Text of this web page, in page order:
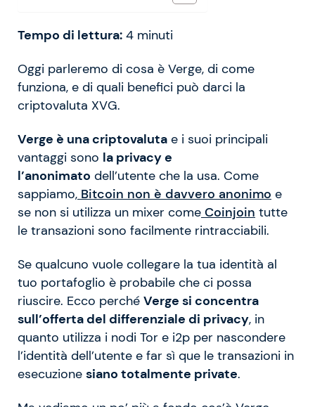
Tempo di lettura: 4 minuti
Oggi parleremo di cosa è Verge, di come
funziona, e di quali benefici può darci la
criptovaluta XVG.
Verge è una criptovaluta e i suoi principali
vantaggi sono la privacy e
l’anonimato dell’utente che la usa. Come
sappiamo, Bitcoin non è davvero anonimo e
se non si utilizza un mixer come Coinjoin tutte
le transazioni sono facilmente rintracciabili.
Se qualcuno vuole collegare la tua identità al
tuo portafoglio è probabile che ci possa
riuscire. Ecco perché Verge si concentra
sull’offerta del differenziale di privacy, in
quanto utilizza i nodi Tor e i2p per nascondere
l’identità dell’utente e far sì que le transazioni in
esecuzione siano totalmente private.